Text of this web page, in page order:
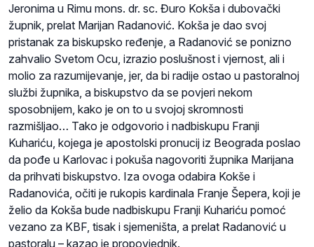
Jeronima u Rimu mons. dr. sc. Đuro Kokša i dubovački
župnik, prelat Marijan Radanović. Kokša je dao svoj
pristanak za biskupsko ređenje, a Radanović se ponizno
zahvalio Svetom Ocu, izrazio poslušnost i vjernost, ali i
molio za razumijevanje, jer, da bi radije ostao u pastoralnoj
službi župnika, a biskupstvo da se povjeri nekom
sposobnijem, kako je on to u svojoj skromnosti
razmišljao… Tako je odgovorio i nadbiskupu Franji
Kuhariću, kojega je apostolski pronucij iz Beograda poslao
da pođe u Karlovac i pokuša nagovoriti župnika Marijana
da prihvati biskupstvo. Iza ovoga odabira Kokše i
Radanovića, očiti je rukopis kardinala Franje Šepera, koji je
želio da Kokša bude nadbiskupu Franji Kuhariću pomoć
vezano za KBF, tisak i sjemeništa, a prelat Radanović u
pastoralu – kazao je propovjednik.